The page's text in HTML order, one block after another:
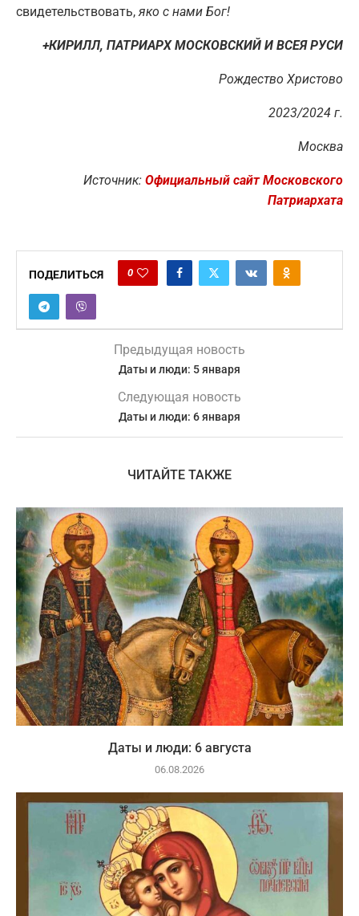
свидетельствовать,яко с нами Бог!
+КИРИЛЛ, ПАТРИАРХ МОСКОВСКИЙ И ВСЕЯ РУСИ
Рождество Христово
2023/2024 г.
Москва
Источник: Официальный сайт Московского
Патриархата
ПОДЕЛИТЬСЯ 0
Предыдущая новость
Даты и люди: 5 января
Следующая новость
Даты и люди: 6 января
ЧИТАЙТЕ ТАКЖЕ
Даты и люди: 6 августа
06.08.2026